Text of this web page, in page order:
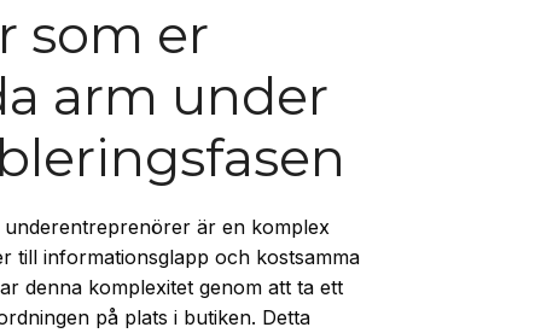
som er
arm under
är en komplex
till informationsglapp och kostsamma
denna komplexitet genom att ta ett
på plats i butiken. Detta